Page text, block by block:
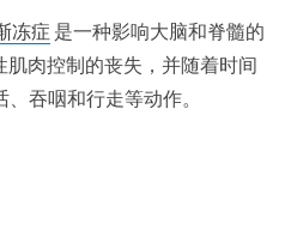
冻症 是一种影响大脑和脊髓的
肉控制的丧失，并随着时间
吞咽和行走等动作。